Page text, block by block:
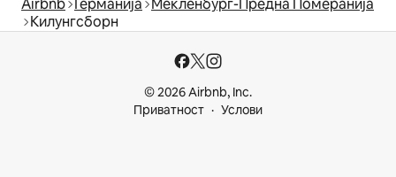
Airbnb Германија Мекленбург-Предна Померанија
Килунгсборн
© 2026 Airbnb, Inc.
Приватност
Услови